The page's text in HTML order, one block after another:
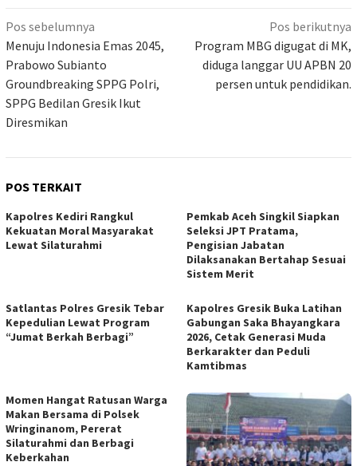
Navigasi
pos
Pos sebelumnya
Menuju Indonesia Emas 2045,
Prabowo Subianto
Groundbreaking SPPG Polri,
SPPG Bedilan Gresik Ikut
Diresmikan
Pos berikutnya
Program MBG digugat di MK,
diduga langgar UU APBN 20
persen untuk pendidikan.
POS TERKAIT
Kapolres Kediri Rangkul
Kekuatan Moral Masyarakat
Lewat Silaturahmi
Pemkab Aceh Singkil Siapkan
Seleksi JPT Pratama,
Pengisian Jabatan
Dilaksanakan Bertahap Sesuai
Sistem Merit
Satlantas Polres Gresik Tebar
Kepedulian Lewat Program
“Jumat Berkah Berbagi”
Kapolres Gresik Buka Latihan
Gabungan Saka Bhayangkara
2026, Cetak Generasi Muda
Berkarakter dan Peduli
Kamtibmas
Momen Hangat Ratusan Warga
Makan Bersama di Polsek
Wringinanom, Pererat
Silaturahmi dan Berbagi
Keberkahan